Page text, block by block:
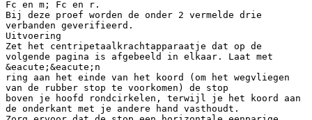
Fc en m; Fc en r.
Bij deze proef worden de onder 2 vermelde drie
verbanden geverifieerd.
Uitvoering
Zet het centripetaalkrachtapparaatje dat op de
volgende pagina is afgebeeld in elkaar. Laat met
&eacute;&eacute;n
ring aan het einde van het koord (om het wegvliegen
van de rubber stop te voorkomen) de stop
boven je hoofd rondcirkelen, terwijl je het koord aan
de onderkant met je andere hand vasthoudt.